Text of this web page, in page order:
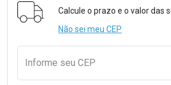
Calcule o prazo e o valor das
Não sei meu CEP
Informe seu CEP